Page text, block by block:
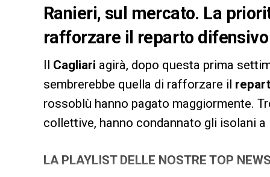
Ranieri, sul mercato. La
rafforzare il reparto difensivo
Il Cagliari agirà, dopo questa prima
sembrerebbe quella di rafforzare il
rossoblù hanno pagato maggiormente.
collettive, hanno condannato gli isolani
LA PLAYLIST DELLE NOSTRE TOP